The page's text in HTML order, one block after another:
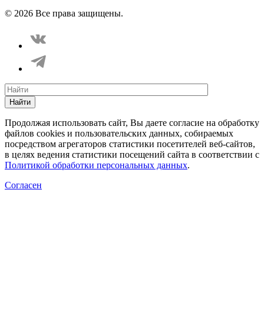
© 2026 Все права защищены.
Найти
Продолжая использовать сайт, Вы даете согласие на обработку
файлов cookies и пользовательских данных, собираемых
посредством агрегаторов статистики посетителей веб-сайтов,
в целях ведения статистики посещений сайта в соответствии с
Политикой обработки персональных данных.
Согласен